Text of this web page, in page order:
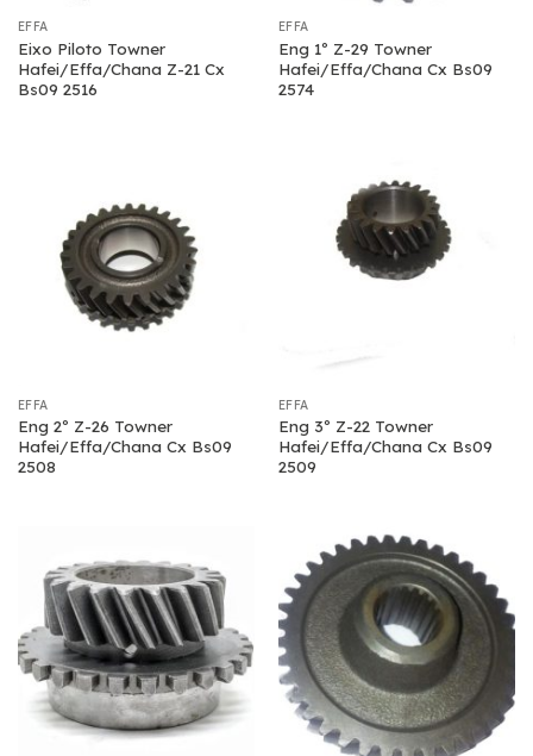
EFFA
Eixo Piloto Towner
Hafei/Effa/Chana Z-21 Cx
Bs09 2516
EFFA
Eng 1º Z-29 Towner
Hafei/Effa/Chana Cx Bs09
2574
EFFA
Eng 2º Z-26 Towner
Hafei/Effa/Chana Cx Bs09
2508
EFFA
Eng 3º Z-22 Towner
Hafei/Effa/Chana Cx Bs09
2509